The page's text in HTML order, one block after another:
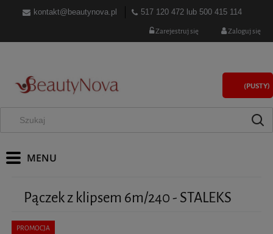
kontakt@beautynova.pl 517 120 472 lub 500 415 114
Zarejestruj się Zaloguj się
(PUSTY)
Pączek z klipsem 6m/240 - STALEKS
PROMOCJA